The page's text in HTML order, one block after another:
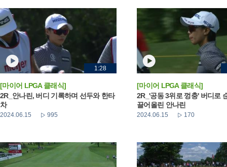
1:28
[마이어 LPGA 클래식]
2R_안나린, 버디 기록하며 선두와 한타
차
2024.06.15 995
[마이어 LPGA 클래식]
2R_'공동 3위로 껑충' 버디로
끌어올린 안나린
2024.06.15 170